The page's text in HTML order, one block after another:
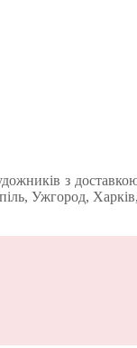
з
Ужгород,